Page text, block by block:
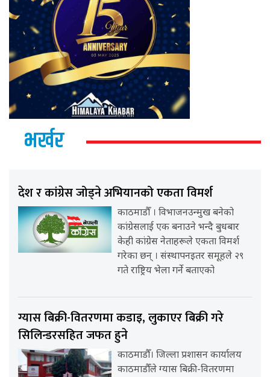
भर्खर
देश र कांग्रेस जोड्ने अभियानको एकता विमर्श
काठमाडौँ । विभाजनउन्मुख बनेको
कांग्रेसलाई एक बनाउने भन्दै बुधबार
केही कांग्रेस नेताहरूले एकता विमर्श
गरेका छन् । संस्थापनइतर समूहले २९
गते राष्ट्रिय भेला गर्ने बताएको
ग्यास बिक्री-वितरणमा कडाइ, लुकाएर बिक्री गरे
सिलिन्डरसहित जफत हुने
काठमाडौँ। जिल्ला प्रशासन कार्यालय
काठमाडौँले ग्यास बिक्री-वितरणमा